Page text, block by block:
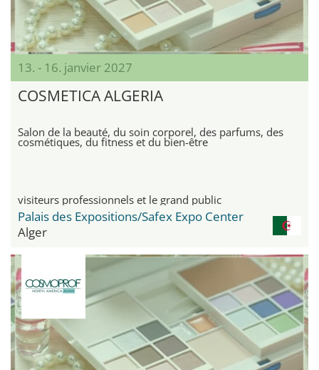
13. - 16. janvier 2027
COSMETICA ALGERIA
Salon de la beauté, du soin corporel, des parfums, des
cosmétiques, du fitness et du bien-être
visiteurs professionnels et le grand public
Palais des Expositions/Safex Expo Center
Alger